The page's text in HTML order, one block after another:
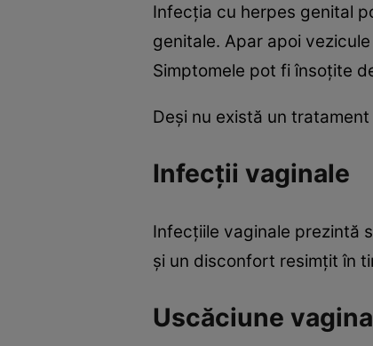
Infecţia cu herpes genital
genitale. Apar apoi
Simptomele pot fi însoţite
Deşi nu există un
Infecţii vaginale
Infecţiile vaginale prezintă
şi un disconfort resimţit în
Uscăciune